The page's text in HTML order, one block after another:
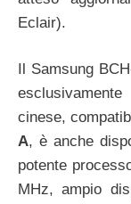
Eclair).
Il Samsung
cinese,
A, è anche
potente
MHz, ampio